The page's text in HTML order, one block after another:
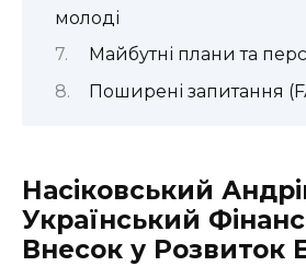
молоді
Майбутні плани та
Поширені запитання
Насіковський
Український
Внесок у Розвиток